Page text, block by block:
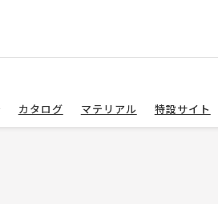
カタログ マテリアル 特設サイト